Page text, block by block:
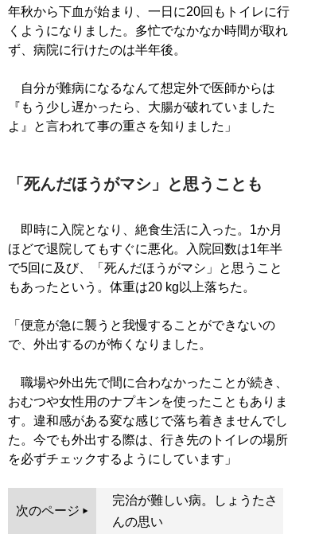
年秋から下血が始まり、一日に20回もトイレに行
くようになりました。多忙でなかなか時間が取れ
ず、病院に行けたのは半年後。
自分が難病になるなんて想定外で医師からは
『もう少し遅かったら、大腸が破れていました
よ』と言われて事の重さを知りました」
「死んだほうがマシ」と思うことも
即時に入院となり、絶食生活に入った。1か月
ほどで退院してもすぐに悪化。入院回数は1年半
で5回に及び、「死んだほうがマシ」と思うこと
もあったという。体重は20 kg以上落ちた。
「便意が急に襲うと我慢することができないの
で、外出するのが怖くなりました。
職場や外出先で間に合わなかったことが続き、
おむつや女性用のナプキンを使ったこともありま
す。違和感がある変な感じで落ち着きませんでし
た。今でも外出する際は、行き先のトイレの場所
を必ずチェックするようにしています」
次のページ
完治が難しい病。しょうたさ
んの思い